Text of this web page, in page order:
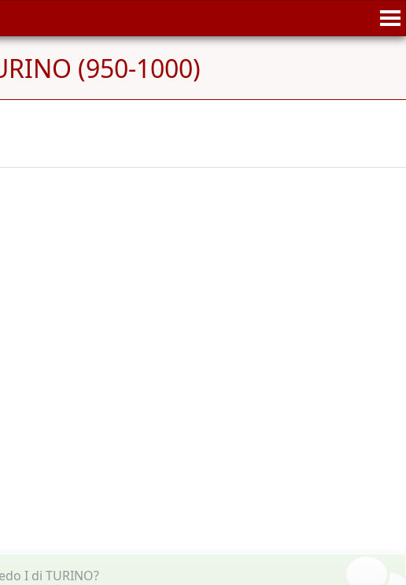
(950-1000)
I di TURINO?